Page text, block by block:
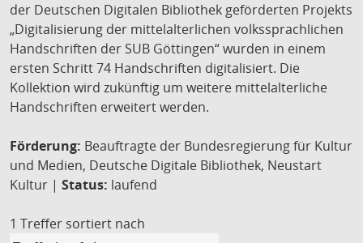
der Deutschen Digitalen Bibliothek geförderten Projekts
„Digitalisierung der mittelalterlichen volkssprachlichen
Handschriften der SUB Göttingen“ wurden in einem
ersten Schritt 74 Handschriften digitalisiert. Die
Kollektion wird zukünftig um weitere mittelalterliche
Handschriften erweitert werden.
Förderung: Beauftragte der Bundesregierung für Kultur
und Medien, Deutsche Digitale Bibliothek, Neustart
Kultur | Status: laufend
1 Treffer sortiert nach